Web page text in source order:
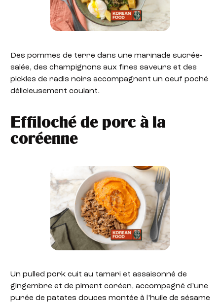
Des pommes de terre dans une marinade sucrée-
salée, des champignons aux fines saveurs et des
pickles de radis noirs accompagnent un oeuf poché
délicieusement coulant.
Effiloché de porc à la
coréenne
Un pulled pork cuit au tamari et assaisonné de
gingembre et de piment coréen, accompagné d’une
purée de patates douces montée à l’huile de sésame